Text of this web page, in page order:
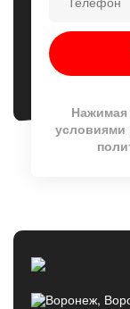
Нажимая
условиями
Воронеж,